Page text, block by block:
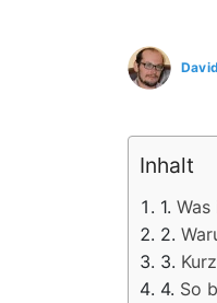
Inhalt
So